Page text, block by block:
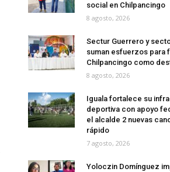
social en Chilpancingo
8 agosto, 2026
Sectur Guerrero y
suman esfuerzos para
Chilpancingo como
8 agosto, 2026
Iguala fortalece su
deportiva con apoyo
el alcalde 2 nuevas
rápido
7 agosto, 2026
Yoloczin Domínguez